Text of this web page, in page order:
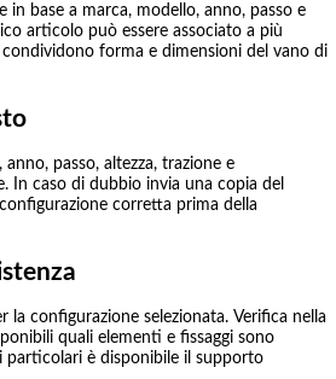
in base a marca, modello, anno, passo e
articolo può essere associato a più
forma e dimensioni del vano di
passo, altezza, trazione e
In caso di dubbio invia una copia del
corretta prima della
la configurazione selezionata. Verifica nella
quali elementi e fissaggi sono
particolari è disponibile il supporto